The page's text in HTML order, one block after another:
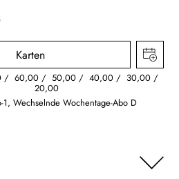
Karten
60,00 50,00 40,00 30,00
20,00
1, Wechselnde Wochentage-Abo D